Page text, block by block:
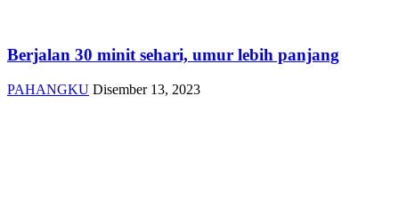
Berjalan 30 minit sehari, umur lebih panjang
PAHANGKU Disember 13, 2023